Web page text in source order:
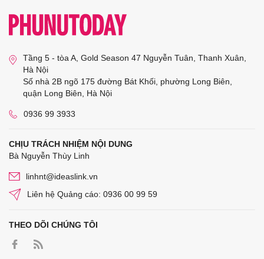
Tầng 5 - tòa A, Gold Season 47 Nguyễn Tuân, Thanh Xuân,
Hà Nội
Số nhà 2B ngõ 175 đường Bát Khối, phường Long Biên,
quận Long Biên, Hà Nội
0936 99 3933
CHỊU TRÁCH NHIỆM NỘI DUNG
Bà Nguyễn Thùy Linh
linhnt@ideaslink.vn
Liên hệ Quảng cáo: 0936 00 99 59
THEO DÕI CHÚNG TÔI